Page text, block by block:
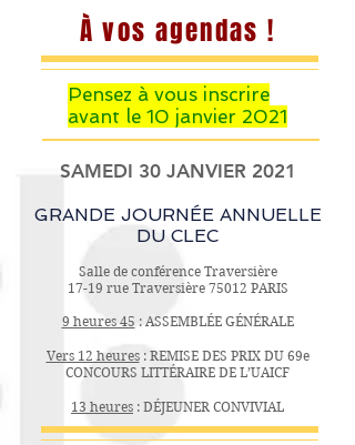
À vos agendas !
Pensez à vous inscrire
avant le 10 janvier 2021
SAMEDI 30 JANVIER 2021
GRANDE JOURNÉE ANNUELLE
DU CLEC
Salle de conférence Traversière
17-19 rue Traversière 75012 PARIS
9 heures 45 : ASSEMBLÉE GÉNÉRALE
Vers 12 heures: REMISE DES PRIX DU 69e
CONCOURS LITTÉRAIRE DE L’UAICF
13 heures : DÉJEUNER CONVIVIAL